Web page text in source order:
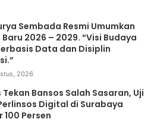
Sembada Resmi Umumkan
2026 – 2029. “Visi Budaya
Data dan Disiplin
2026
Tekan Bansos Salah Sasaran, Uji
Digital di Surabaya
100 Persen